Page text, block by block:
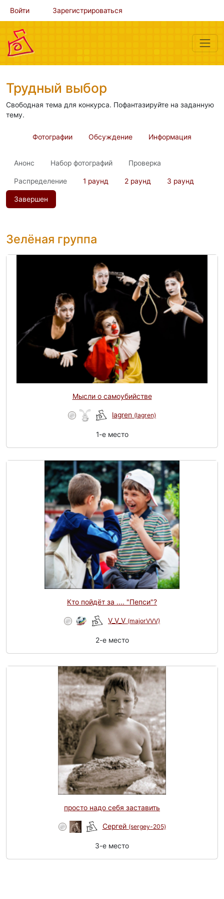
Войти Зарегистрироваться
Трудный выбор
Свободная тема для конкурса. Пофантазируйте на заданную
тему.
Фотографии Обсуждение Информация
Анонс Набор фотографий Проверка
Распределение 1 раунд 2 раунд 3 раунд
Завершен
Зелёная группа
Мысли о самоубийстве
lagren (lagren)
1-e место
Кто пойдёт за .... "Пепси"?
V_V_V (majorVVV)
2-e место
просто надо себя заставить
Сергей (sergey-205)
3-e место